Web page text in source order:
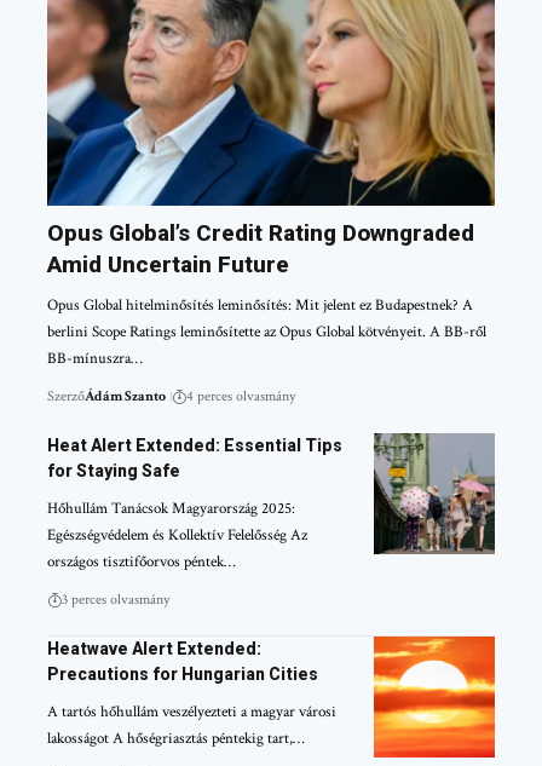
Opus Global’s Credit Rating Downgraded
Amid Uncertain Future
Opus Global hitelminősítés leminősítés: Mit jelent ez Budapestnek? A
berlini Scope Ratings leminősítette az Opus Global kötvényeit. A BB-ről
BB-mínuszra…
SzerzőÁdám Szanto 4 perces olvasmány
Heat Alert Extended: Essential Tips
for Staying Safe
Hőhullám Tanácsok Magyarország 2025:
Egészségvédelem és Kollektív Felelősség Az
országos tisztifőorvos péntek…
3 perces olvasmány
Heatwave Alert Extended:
Precautions for Hungarian Cities
A tartós hőhullám veszélyezteti a magyar városi
lakosságot A hőségriasztás péntekig tart,…